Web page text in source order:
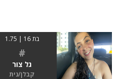
בת 16 | 1.75
#
גל צור
קבלן/נית